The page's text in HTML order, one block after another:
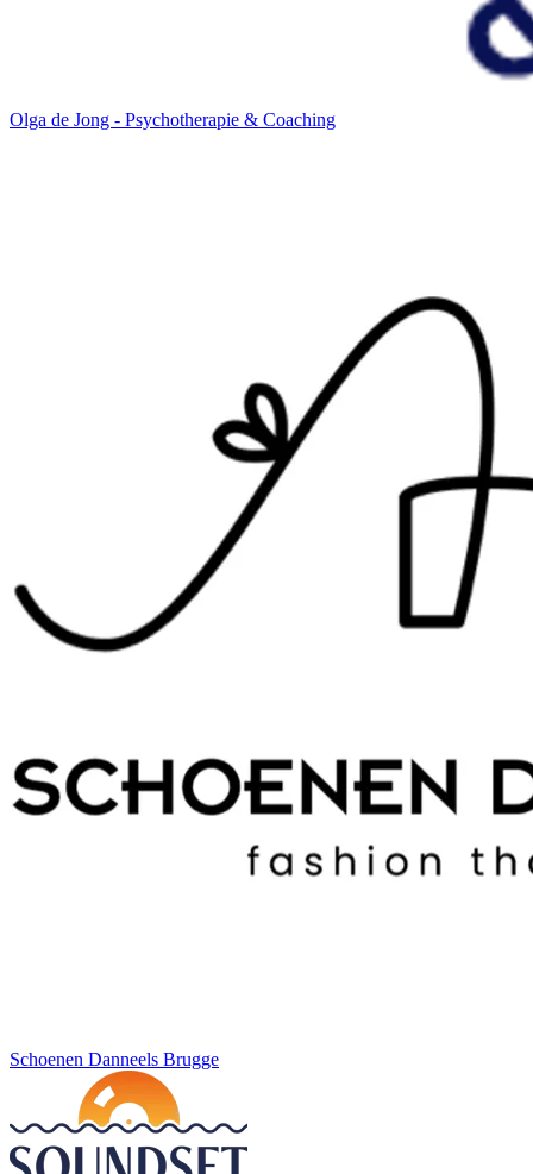
Olga de Jong - Psychotherapie & Coaching
Schoenen Danneels Brugge